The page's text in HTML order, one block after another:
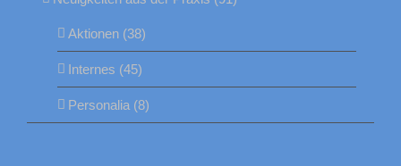
Aktionen (38)
Internes (45)
Personalia (8)